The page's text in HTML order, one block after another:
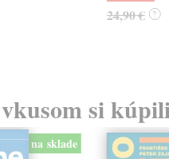
24,90 € ?
si
na sklade